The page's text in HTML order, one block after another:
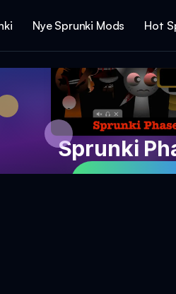
Nye Sprunki Mods Hot
Sprunki